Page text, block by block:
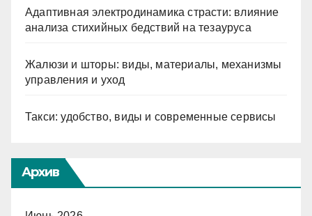
Адаптивная электродинамика страсти: влияние
анализа стихийных бедствий на тезауруса
Жалюзи и шторы: виды, материалы, механизмы
управления и уход
Такси: удобство, виды и современные сервисы
Архив